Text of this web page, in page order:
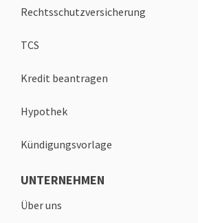
Rechtsschutzversicherung
TCS
Kredit beantragen
Hypothek
Kündigungsvorlage
UNTERNEHMEN
Über uns